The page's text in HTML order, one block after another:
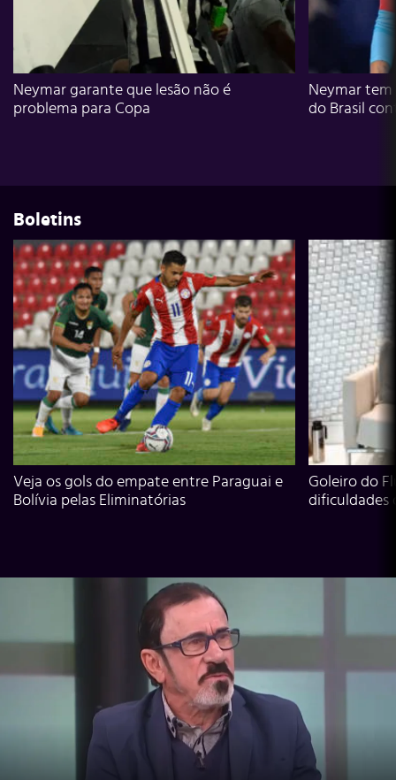
Neymar garante que lesão não é
problema para Copa
Neymar
do Brasil
Boletins
Veja os gols do empate entre Paraguai e
Bolívia pelas Eliminatórias
Goleiro do
dificuldades